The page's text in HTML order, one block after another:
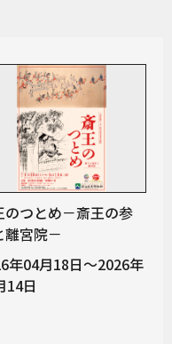
のつとめ－斎王の参
離宮院－
年04月18日～2026年
14日